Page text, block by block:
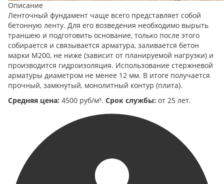
Описание
Ленточный фундамент чаще всего представляет собой
бетонную ленту. Для его возведения необходимо вырыть
траншею и подготовить основание, только после этого
собирается и связывается арматура, заливается бетон
марки М200, не ниже (зависит от планируемой нагрузки) и
производится гидроизоляция. Использование стержневой
арматуры диаметром не менее 12 мм. В итоге получается
прочный, замкнутый, монолитный контур (плита).
Средняя цена: 4500 руб/м³. Срок службы: от 25 лет.